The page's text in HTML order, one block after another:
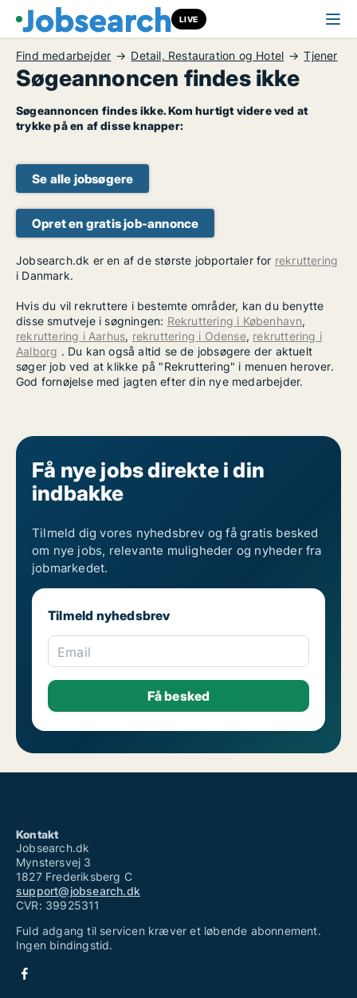
LIVE
Find medarbejder Detail, Restauration og Hotel Tjener
Søgeannoncen findes ikke
Søgeannoncen findes ikke. Kom hurtigt videre ved at
trykke på en af disse knapper:
Se alle jobsøgere
Opret en gratis job-annonce
Jobsearch.dk er en af de største jobportaler for rekruttering
i Danmark.
Hvis du vil rekruttere i bestemte områder, kan du benytte
disse smutveje i søgningen: Rekruttering i København,
rekruttering i Aarhus, rekruttering i Odense, rekruttering i
Aalborg . Du kan også altid se de jobsøgere der aktuelt
søger job ved at klikke på "Rekruttering" i menuen herover.
God fornøjelse med jagten efter din nye medarbejder.
Få nye jobs direkte i din
indbakke
Tilmeld dig vores nyhedsbrev og få gratis besked
om nye jobs, relevante muligheder og nyheder fra
jobmarkedet.
Tilmeld nyhedsbrev
Email
Kontakt
Jobsearch.dk
Mynstersvej 3
1827 Frederiksberg C
support@jobsearch.dk
CVR: 39925311
Fuld adgang til servicen kræver et løbende abonnement.
Ingen bindingstid.